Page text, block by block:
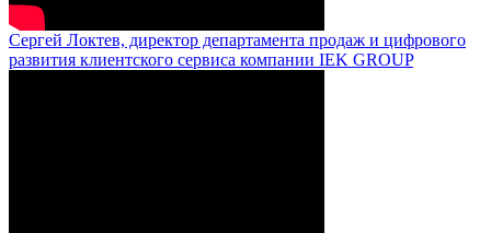
Сергей Локтев, директор департамента продаж и цифрового
развития клиентского сервиса компании IEK GROUP